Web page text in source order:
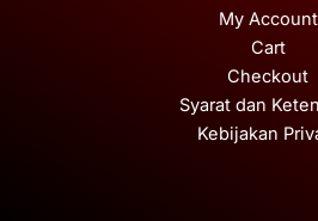
My Account
Cart
Checkout
Syarat dan
Kebijakan